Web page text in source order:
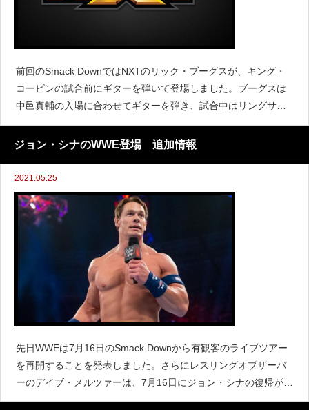
前回のSmack DownではNXTのリック・ブーグスが、キング・
コービンの試合前にギターを弾いて登場しました。ブーグスは
中邑真輔の入場に合わせてギターを弾き、試合中はリングサイ
ドで見守りながらメインロスターデビューを果たしました。『F
ightful』によると、NXTとNXT UKの
ジョン・シナのWWE登場 追加情報
2021.05.25
先日WWEは7月16日のSmack Downから有観客のライブツアー
を再開することを発表しました。さらにレスリングオブザーバ
ーのデイブ・メルツァーは、7月16日にジョン・シナの復帰が話
し合われているとも言及しています。シナは先月のレッスルマ